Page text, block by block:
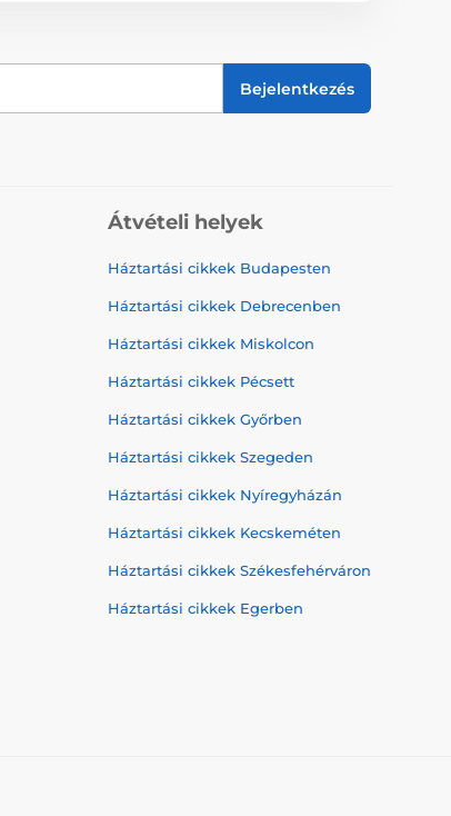
Bejelentkezés
Átvételi helyek
Háztartási cikkek Budapesten
Háztartási cikkek Debrecenben
Háztartási cikkek Miskolcon
Háztartási cikkek Pécsett
Háztartási cikkek Győrben
Háztartási cikkek Szegeden
Háztartási cikkek Nyíregyházán
Háztartási cikkek Kecskeméten
Háztartási cikkek Székesfehérváron
Háztartási cikkek Egerben